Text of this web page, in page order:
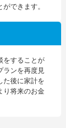
できます。
をすることが
ランを再度見
た後に家計を
り将来のお金